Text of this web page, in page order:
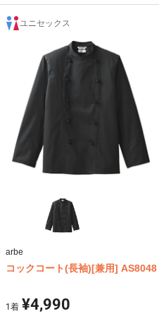
ユニセックス
arbe
コックコート(長袖)[兼用] AS8048
1 着 ¥4,990